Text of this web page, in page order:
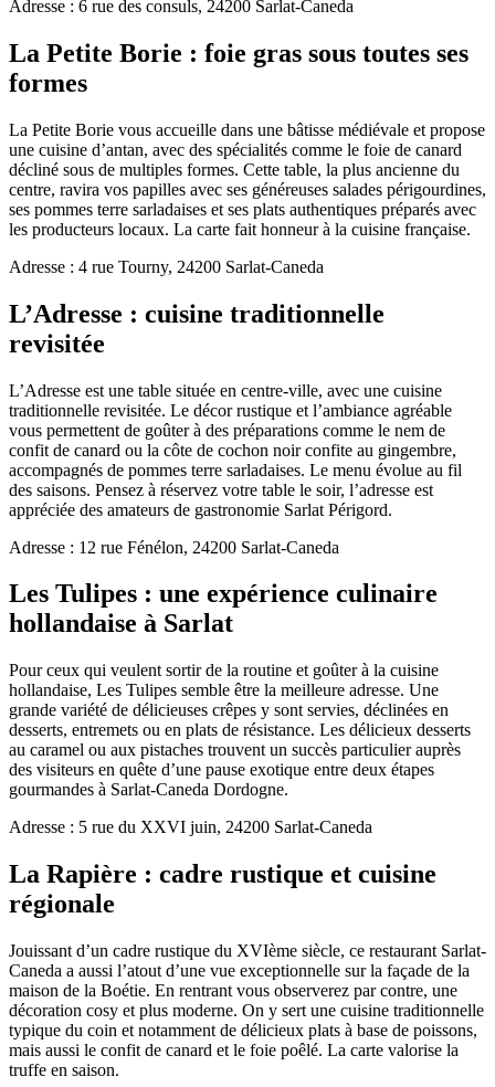
Adresse : 6 rue des consuls, 24200 Sarlat-Caneda
La Petite Borie : foie gras sous toutes ses
formes
La Petite Borie vous accueille dans une bâtisse médiévale et propose
une cuisine d’antan, avec des spécialités comme le foie de canard
décliné sous de multiples formes. Cette table, la plus ancienne du
centre, ravira vos papilles avec ses généreuses salades périgourdines,
ses pommes terre sarladaises et ses plats authentiques préparés avec
les producteurs locaux. La carte fait honneur à la cuisine française.
Adresse : 4 rue Tourny, 24200 Sarlat-Caneda
L’Adresse : cuisine traditionnelle
revisitée
L’Adresse est une table située en centre-ville, avec une cuisine
traditionnelle revisitée. Le décor rustique et l’ambiance agréable
vous permettent de goûter à des préparations comme le nem de
confit de canard ou la côte de cochon noir confite au gingembre,
accompagnés de pommes terre sarladaises. Le menu évolue au fil
des saisons. Pensez à réservez votre table le soir, l’adresse est
appréciée des amateurs de gastronomie Sarlat Périgord.
Adresse : 12 rue Fénélon, 24200 Sarlat-Caneda
Les Tulipes : une expérience culinaire
hollandaise à Sarlat
Pour ceux qui veulent sortir de la routine et goûter à la cuisine
hollandaise, Les Tulipes semble être la meilleure adresse. Une
grande variété de délicieuses crêpes y sont servies, déclinées en
desserts, entremets ou en plats de résistance. Les délicieux desserts
au caramel ou aux pistaches trouvent un succès particulier auprès
des visiteurs en quête d’une pause exotique entre deux étapes
gourmandes à Sarlat-Caneda Dordogne.
Adresse : 5 rue du XXVI juin, 24200 Sarlat-Caneda
La Rapière : cadre rustique et cuisine
régionale
Jouissant d’un cadre rustique du XVIème siècle, ce restaurant Sarlat-
Caneda a aussi l’atout d’une vue exceptionnelle sur la façade de la
maison de la Boétie. En rentrant vous observerez par contre, une
décoration cosy et plus moderne. On y sert une cuisine traditionnelle
typique du coin et notamment de délicieux plats à base de poissons,
mais aussi le confit de canard et le foie poêlé. La carte valorise la
truffe en saison.